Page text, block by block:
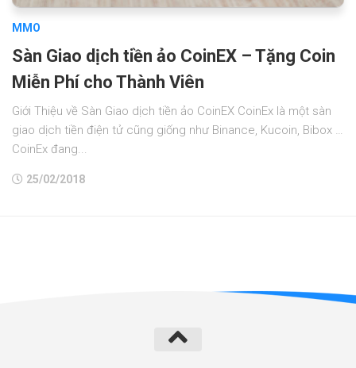
MMO
Sàn Giao dịch tiền ảo CoinEX – Tặng Coin
Miễn Phí cho Thành Viên
Giới Thiệu về Sàn Giao dịch tiền ảo CoinEX CoinEx là một sàn
giao dịch tiền điện tử cũng giống như Binance, Kucoin, Bibox …
CoinEx đang...
25/02/2018